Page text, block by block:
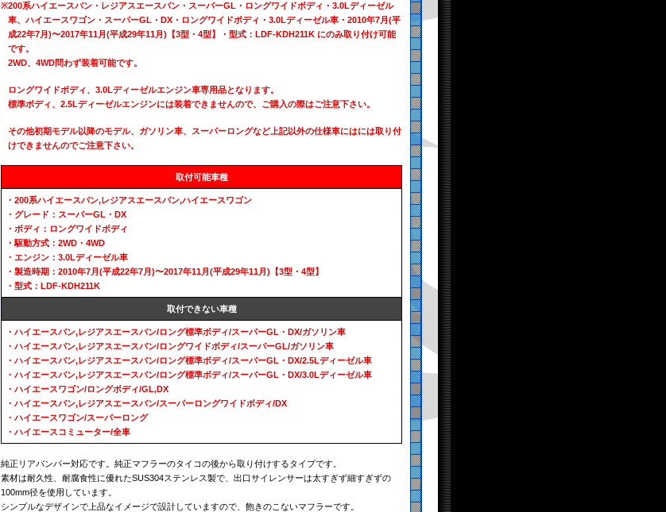
※200系ハイエースバン・レジアスエースバン・スーパーGL・ロングワイドボディ・3.0Lディーゼル
車、ハイエースワゴン・スーパーGL・DX・ロングワイドボディ・3.0Lディーゼル車・2010年7月(平
成22年7月)〜2017年11月(平成29年11月)【3型・4型】・型式：LDF-KDH211K にのみ取り付け可能
です。
2WD、4WD問わず装着可能です。
ロングワイドボディ、3.0Lディーゼルエンジン車専用品となります。
標準ボディ、2.5Lディーゼルエンジンには装着できませんので、ご購入の際はご注意下さい。
その他初期モデル以降のモデル、ガソリン車、スーパーロングなど上記以外の仕様車にはには取り付
けできませんのでご注意下さい。
取付可能車種
・200系ハイエースバン,レジアスエースバン,ハイエースワゴン
・グレード：スーパーGL・DX
・ボディ：ロングワイドボディ
・駆動方式：2WD・4WD
・エンジン：3.0Lディーゼル車
・製造時期：2010年7月(平成22年7月)〜2017年11月(平成29年11月)【3型・4型】
・型式：LDF-KDH211K
取付できない車種
・ハイエースバン,レジアスエースバン/ロング標準ボディ/スーパーGL・DX/ガソリン車
・ハイエースバン,レジアスエースバン/ロングワイドボディ/スーパーGL/ガソリン車
・ハイエースバン,レジアスエースバン/ロング標準ボディ/スーパーGL・DX/2.5Lディーゼル車
・ハイエースバン,レジアスエースバン/ロング標準ボディ/スーパーGL・DX/3.0Lディーゼル車
・ハイエースワゴン/ロングボディ/GL,DX
・ハイエースバン,レジアスエースバン/スーパーロングワイドボディ/DX
・ハイエースワゴン/スーパーロング
・ハイエースコミューター/全車
純正リアバンパー対応です。純正マフラーのタイコの後から取り付けするタイプです。
素材は耐久性、耐腐食性に優れたSUS304ステンレス製で、出口サイレンサーは太すぎず細すぎずの
100mm径を使用しています。
シンプルなデザインで上品なイメージで設計していますので、飽きのこないマフラーです。